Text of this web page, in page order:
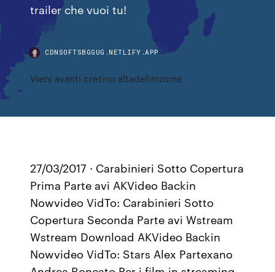
trailer che vuoi tu!
CDNSOFTSBGGUG.NETLIFY.APP
Vieni avanti cretino altadefinizione
27/03/2017 · Carabinieri Sotto Copertura
Prima Parte avi AKVideo Backin
Nowvideo VidTo: Carabinieri Sotto
Copertura Seconda Parte avi Wstream
Wstream Download AKVideo Backin
Nowvideo VidTo: Stars Alex Partexano